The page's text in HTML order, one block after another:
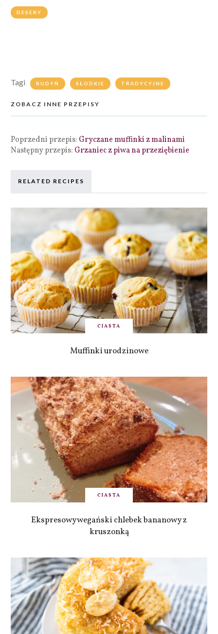
DESERY
Tagi BUDYŃ SŁODKIE TRADYCYJNE
ZOBACZ INNE PRZEPISY
Poprzedni przepis: Gryczane muffinki z malinami
Następny przepis: Grzaniec z piwa na przeziębienie
RELATED RECIPES
CIASTA
Muffinki urodzinowe
CIASTA
Ekspresowy wegański chlebek bananowy z
kruszonką